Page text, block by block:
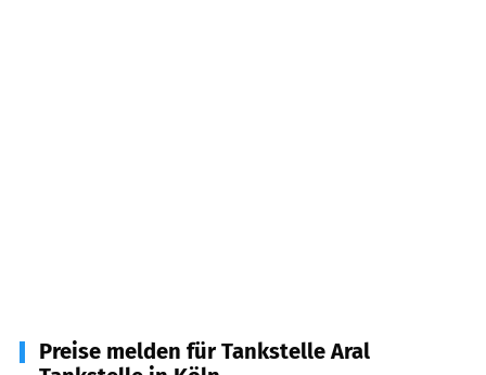
Preise melden für Tankstelle Aral